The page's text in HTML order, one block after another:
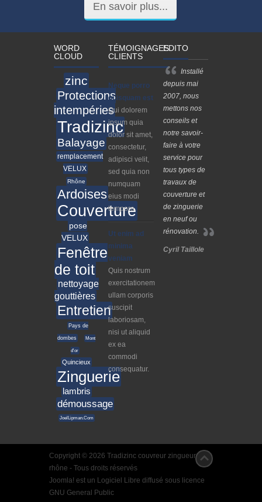
En savoir plus...
WORD
CLOUD
zinc
Protections
intempéries
Tradizinc
Balayage
remplacement
VELUX
Rhône
Ardoises
Couverture
pose
VELUX
Fenêtre
de toit
nettoyage
gouttières
Entretien
Pays de
dombes Mont
d'or
Quincieux
Zinguerie
lambris
démoussage
JoelLipman.Com
TÉMOIGNAGES
CLIENTS
Neque porro
quisquam est
Qui dolorem
ipsum quia
dolor sit amet,
consectetur,
adipisci velit,
sed quia non
numquam
eius modi
tempora.
Ut enim ad
minima
veniam
Quis nostrum
exercitationem
ullam corporis
suscipit
laboriosam,
nisi ut aliquid
ex ea
commodi
consequatur.
EDITO
Installé
depuis mai
2007, nous
mettons nos
conseils et
notre savoir-
faire à votre
service pour
tous types de
travaux de
couverture et
de zinguerie
en neuf ou
rénovation.
Cyril Taillole
Copyright © 2026 Tradizinc couvreur zingueur
rhône - Tous droits réservés
Joomla! est un Logiciel Libre diffusé sous licence
GNU General Public